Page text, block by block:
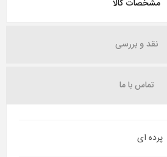
مشخصات کالا
نقد و بررسی
تماس با ما
پرده ای